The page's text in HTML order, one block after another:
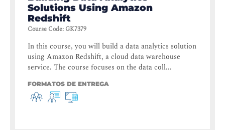
Solutions Using Amazon
Redshift
Course Code: GK7379
In this course, you will build a data analytics solution
using Amazon Redshift, a cloud data warehouse
service. The course focuses on the data coll...
FORMATOS DE ENTREGA